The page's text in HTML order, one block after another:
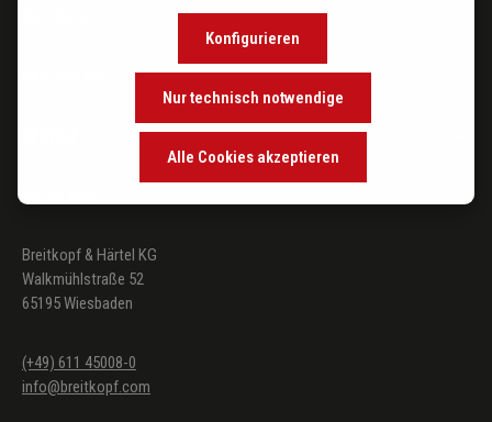
Breitkopf & Härtel KG
Walkmühlstraße 52
65195 Wiesbaden
(+49) 611 45008-0
info@breitkopf.com
Nur technisch notwendige
Konfigurieren
Alle Cookies akzeptieren